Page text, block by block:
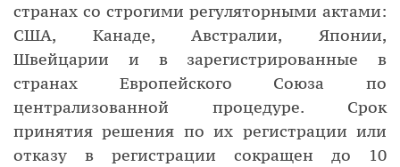
странах со строгими регуляторными актами:
США, Канаде, Австралии, Японии,
Швейцарии и в зарегистрированные в
странах Европейского Союза по
централизованной процедуре. Срок
принятия решения по их регистрации или
отказу в регистрации сокращен до 10